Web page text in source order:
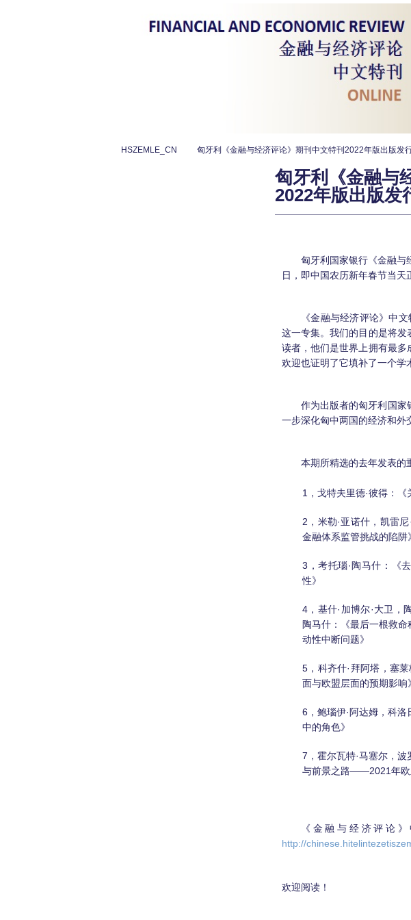
HSZEMLE_CN 匈牙利《金融与经济评论》期刊中文特刊2022年版出版发
匈牙利《金融与
2022年版出版发
匈牙利国家银行《金融与
日，即中国农历新年春节当天
《金融与经济评论》中
这一专集。我们的目的是将
读者，他们是世界上拥有最
欢迎也证明了它填补了一个学
作为出版者的匈牙利国家
一步深化匈中两国的经济和外
本期所精选的去年发表的
1，戈特夫里德·彼得：《
2，米勒·亚诺什，凯雷
金融体系监管挑战的陷阱》
3，考托瑙·陶马什：《
性》
4，基什·加博尔·大卫，
陶马什：《最后一根救
动性中断问题》
5，科齐什·拜阿塔，塞
面与欧盟层面的预期影响》
6，鲍瑙伊·阿达姆，科洛
中的角色》
7，霍尔瓦特·马塞尔，波
与前景之路——2021年欧
《金融与经济评论
http://
欢迎阅读！